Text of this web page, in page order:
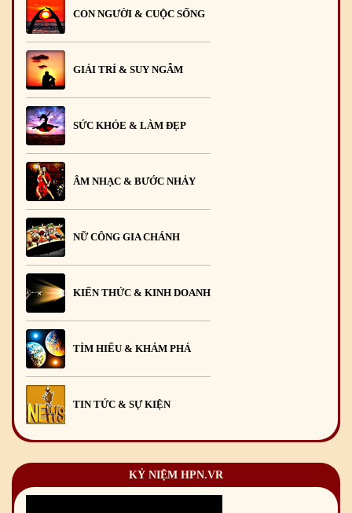
CON NGƯỜI & CUỘC SỐNG
GIẢI TRÍ & SUY NGẪM
SỨC KHỎE & LÀM ĐẸP
ÂM NHẠC & BƯỚC NHẢY
NỮ CÔNG GIA CHÁNH
KIẾN THỨC & KINH DOANH
TÌM HIỂU & KHÁM PHÁ
TIN TỨC & SỰ KIỆN
KỶ NIỆM HPN.VR